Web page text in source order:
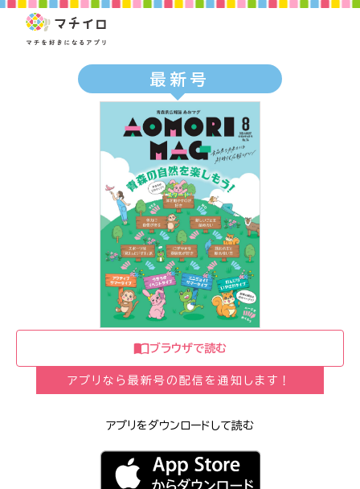
最新号
ブラウザで読む
アプリなら最新号の配信を通知します！
アプリをダウンロードして読む